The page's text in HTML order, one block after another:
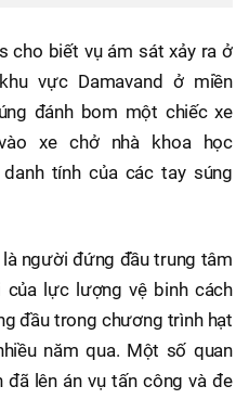
cho biết vụ ám sát xảy ra ở
vực Damavand ở miền
đánh bom một chiếc xe
xe chở nhà khoa học
tính của các tay súng
người đứng đầu trung tâm
của lực lượng vệ binh cách
đầu trong chương trình hạt
năm qua. Một số quan
lên án vụ tấn công và đe